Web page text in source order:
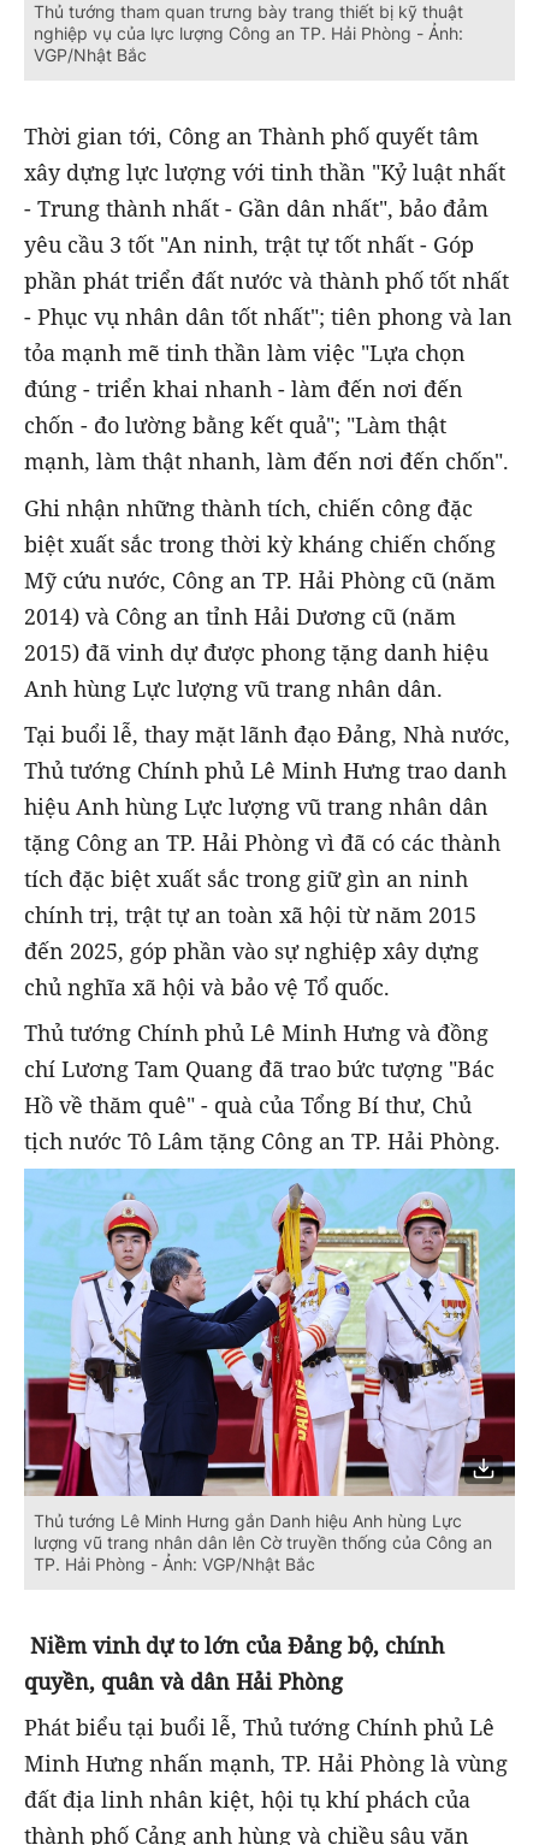
Thủ tướng tham quan trưng bày trang thiết bị kỹ thuật
nghiệp vụ của lực lượng Công an TP. Hải Phòng - Ảnh:
VGP/Nhật Bắc
Thời gian tới, Công an Thành phố quyết tâm
xây dựng lực lượng với tinh thần "Kỷ luật nhất
- Trung thành nhất - Gần dân nhất", bảo đảm
yêu cầu 3 tốt "An ninh, trật tự tốt nhất - Góp
phần phát triển đất nước và thành phố tốt nhất
- Phục vụ nhân dân tốt nhất"; tiên phong và lan
tỏa mạnh mẽ tinh thần làm việc "Lựa chọn
đúng - triển khai nhanh - làm đến nơi đến
chốn - đo lường bằng kết quả"; "Làm thật
mạnh, làm thật nhanh, làm đến nơi đến chốn".
Ghi nhận những thành tích, chiến công đặc
biệt xuất sắc trong thời kỳ kháng chiến chống
Mỹ cứu nước, Công an TP. Hải Phòng cũ (năm
2014) và Công an tỉnh Hải Dương cũ (năm
2015) đã vinh dự được phong tặng danh hiệu
Anh hùng Lực lượng vũ trang nhân dân.
Tại buổi lễ, thay mặt lãnh đạo Đảng, Nhà nước,
Thủ tướng Chính phủ Lê Minh Hưng trao danh
hiệu Anh hùng Lực lượng vũ trang nhân dân
tặng Công an TP. Hải Phòng vì đã có các thành
tích đặc biệt xuất sắc trong giữ gìn an ninh
chính trị, trật tự an toàn xã hội từ năm 2015
đến 2025, góp phần vào sự nghiệp xây dựng
chủ nghĩa xã hội và bảo vệ Tổ quốc.
Thủ tướng Chính phủ Lê Minh Hưng và đồng
chí Lương Tam Quang đã trao bức tượng "Bác
Hồ về thăm quê" - quà của Tổng Bí thư, Chủ
tịch nước Tô Lâm tặng Công an TP. Hải Phòng.
Thủ tướng Lê Minh Hưng gắn Danh hiệu Anh hùng Lực
lượng vũ trang nhân dân lên Cờ truyền thống của Công an
TP. Hải Phòng - Ảnh: VGP/Nhật Bắc
Niềm vinh dự to lớn của Đảng bộ, chính
quyền, quân và dân Hải Phòng
Phát biểu tại buổi lễ, Thủ tướng Chính phủ Lê
Minh Hưng nhấn mạnh, TP. Hải Phòng là vùng
đất địa linh nhân kiệt, hội tụ khí phách của
thành phố Cảng anh hùng và chiều sâu văn